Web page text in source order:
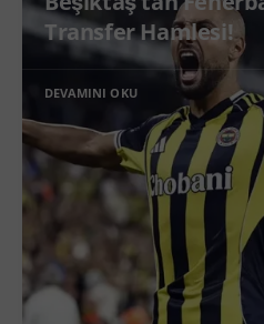
Transfer Hamlesi!
DEVAMINI OKU